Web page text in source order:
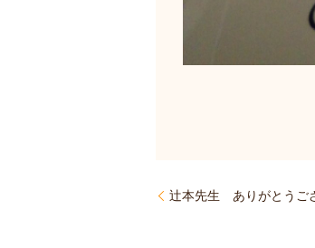
辻本先生 ありがとうご